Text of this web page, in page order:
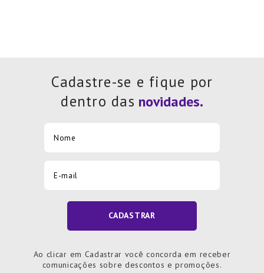
Cadastre-se e fique por
dentro das
CADASTRAR
Ao clicar em Cadastrar você concorda em receber
comunicações sobre descontos e promoções.